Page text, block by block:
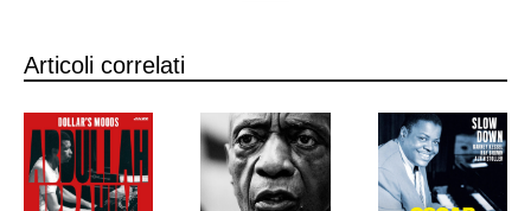
Articoli correlati